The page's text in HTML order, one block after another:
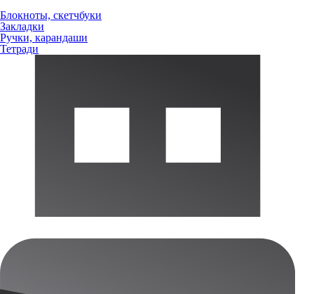
Блокноты, скетчбуки
Закладки
Ручки, карандаши
Тетради